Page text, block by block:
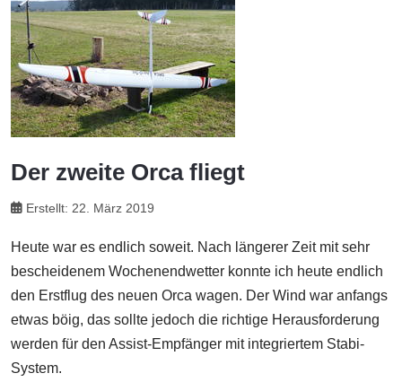
Der zweite Orca fliegt
Erstellt: 22. März 2019
Heute war es endlich soweit. Nach längerer Zeit mit sehr
bescheidenem Wochenendwetter konnte ich heute endlich
den Erstflug des neuen Orca wagen. Der Wind war anfangs
etwas böig, das sollte jedoch die richtige Herausforderung
werden für den Assist-Empfänger mit integriertem Stabi-
System.